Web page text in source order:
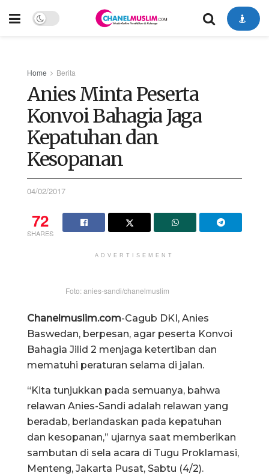
Home Berita
Anies Minta Peserta
Konvoi Bahagia Jaga
Kepatuhan dan
Kesopanan
04/02/2017
72
SHARES
ADVERTISEMENT
Foto: anies-sandi/chanelmuslim
Chanelmuslim.com-Cagub DKI, Anies
Baswedan, berpesan, agar peserta Konvoi
Bahagia Jilid 2 menjaga ketertiban dan
mematuhi peraturan selama di jalan.
“Kita tunjukkan pada semuanya, bahwa
relawan Anies-Sandi adalah relawan yang
beradab, berlandaskan pada kepatuhan
dan kesopanan,” ujarnya saat memberikan
sambutan di sela acara di Tugu Proklamasi,
Menteng, Jakarta Pusat, Sabtu (4/2).